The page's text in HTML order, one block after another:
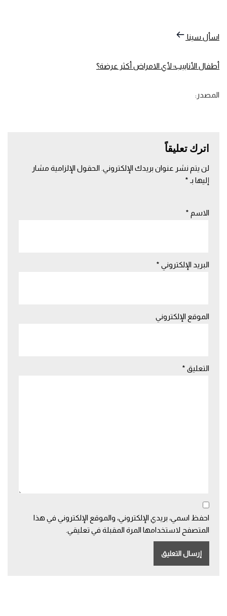
اسأل سينا
أطفال الأنابيب؛ لأي الامراض أكثر عرضة؟
المصدر:
اترك تعليقاً
لن يتم نشر عنوان بريدك الإلكتروني. الحقول الإلزامية مشار
إليها بـ *
الاسم *
البريد الإلكتروني *
الموقع الإلكتروني
التعليق *
احفظ اسمي، بريدي الإلكتروني، والموقع الإلكتروني في هذا
المتصفح لاستخدامها المرة المقبلة في تعليقي.